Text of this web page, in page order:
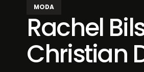
MODA
Rachel
Christian